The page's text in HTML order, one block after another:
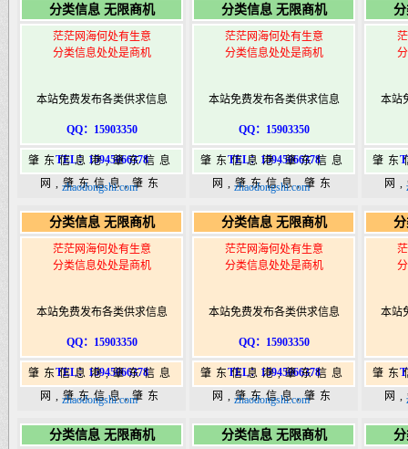
港|www.zhaodongshi.com港|www.zhaodongshi.com
港
分类信息 无限商机
茫茫网海何处有生意
分类信息处处是商机
本站免费发布各类供求信息
QQ：15903350
TEL：15945066378
肇东信息港,肇东信息
网,肇东信息,肇东
港|www.zhaodongshi.com
zhaodongshi.com
分类信息 无限商机
茫茫网海何处有生意
分类信息处处是商机
本站免费发布各类供求信息
QQ：15903350
TEL：15945066378
肇东信息港,肇东信息
网,肇东信息,肇东
港|www.zhaodongshi.com
zhaodongshi.com
本站
肇东
网
港
分类信息 无限商机
茫茫网海何处有生意
分类信息处处是商机
本站免费发布各类供求信息
QQ：15903350
TEL：15945066378
肇东信息港,肇东信息
网,肇东信息,肇东
港|www.zhaodongshi.com
zhaodongshi.com
分类信息 无限商机
茫茫网海何处有生意
分类信息处处是商机
本站免费发布各类供求信息
QQ：15903350
TEL：15945066378
肇东信息港,肇东信息
网,肇东信息,肇东
港|www.zhaodongshi.com
zhaodongshi.com
本站
肇东
网
港
分类信息 无限商机 分类信息 无限商机